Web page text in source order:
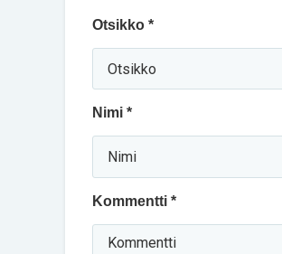
Otsikko *
Nimi *
Kommentti *